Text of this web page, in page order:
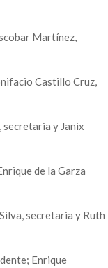
Martínez,
Castillo Cruz,
secretaria y Janix
de la Garza
secretaria y Ruth
Enrique